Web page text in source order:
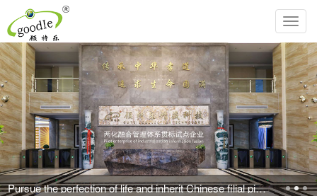
Pursue the perfection of life and inherit Chinese filial piety!